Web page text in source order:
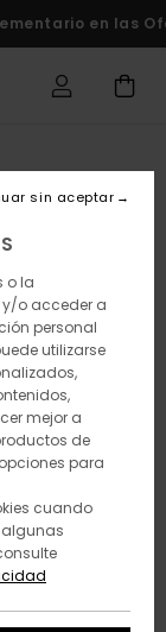
en las
o la
o acceder a
personal
utilizarse
mejor a
de
para
cuando
sin aceptar